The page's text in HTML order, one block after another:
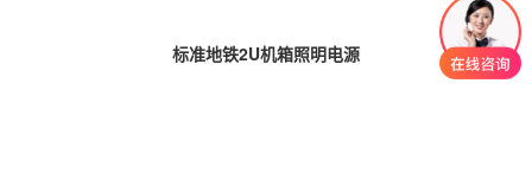
标准地铁2U机箱照明电源